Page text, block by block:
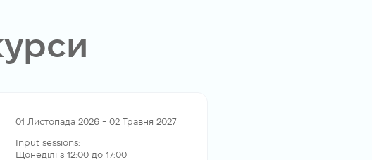
01 Листопада 2026 - 02 Травня 2027
Input sessions:
Щонеділі з 12:00 до 17:00